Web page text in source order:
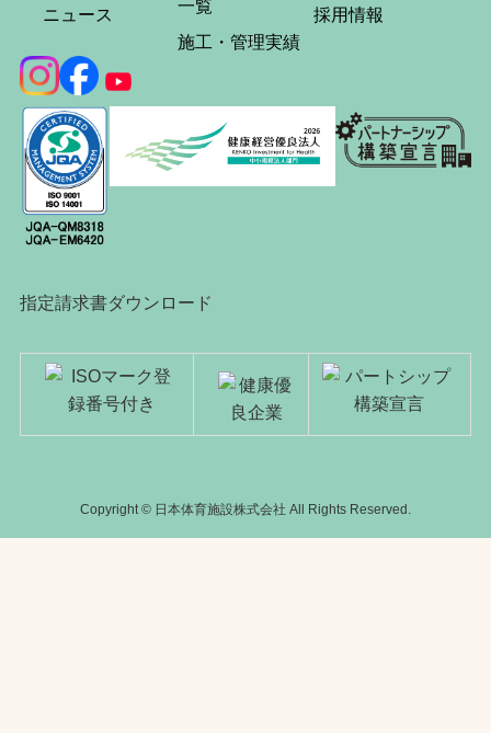
ニュース
一覧
施工・管理実績
採用情報
指定請求書ダウンロード
Copyright © 日本体育施設株式会社 All Rights Reserved.